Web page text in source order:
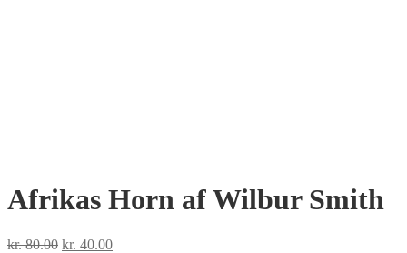
Afrikas Horn af Wilbur Smith
kr.80.00 Den
kr. 40.00Den